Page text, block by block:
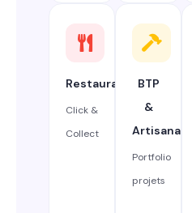
Restauration
Click &
Collect
BTP
&
Artisanat
Portfolio
projets